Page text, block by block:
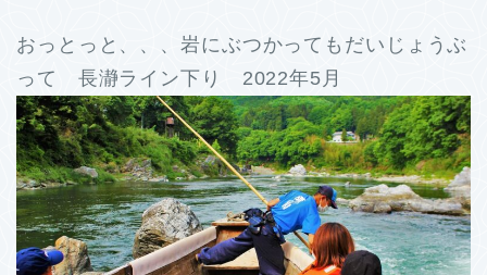
おっとっと、、、岩にぶつかってもだいじょうぶ
って 長瀞ライン下り 2022年5月